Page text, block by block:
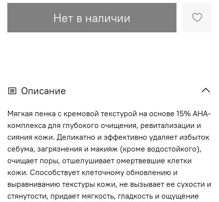
Нет в наличии
Описание
Мягкая пенка с кремовой текстурой на основе 15% AHA-
комплекса для глубокого очищения, ревитализации и
сияния кожи. Деликатно и эффективно удаляет избыток
себума, загрязнения и макияж (кроме водостойкого),
очищает поры, отшелушивает омертвевшие клетки
кожи. Способствует клеточному обновлению и
выравниванию текстуры кожи, не вызывает ее сухости и
стянутости, придает мягкость, гладкость и ощущение